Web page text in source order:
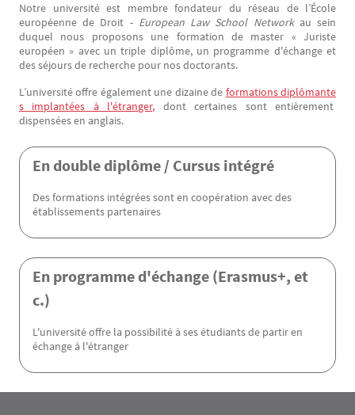
Notre université est membre fondateur du réseau de l’École
européenne de Droit - European Law School Networkau sein
duquel nous proposons une formation de master « Juriste
européen » avec un triple diplôme, un programme d'échange et
des séjours de recherche pour nos doctorants.
L’université offre également une dizaine de formations diplômante
s implantées à l'étranger, dont certaines sont entièrement
dispensées en anglais.
Menu Assas
En double diplôme / Cursus intégré
Des formations intégrées sont en coopération avec des
établissements partenaires
En programme d'échange (Erasmus+, et
c.)
L'université offre la possibilité à ses étudiants de partir en
échange à l'étranger